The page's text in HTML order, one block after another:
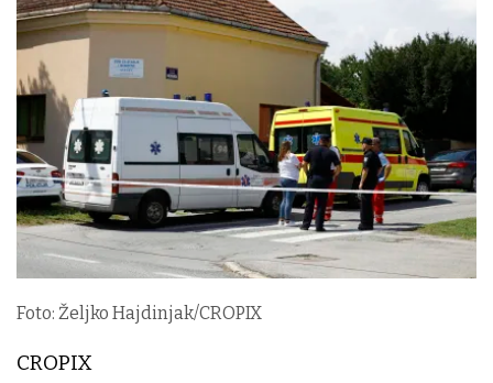
Foto: Željko Hajdinjak/CROPIX
CROPIX